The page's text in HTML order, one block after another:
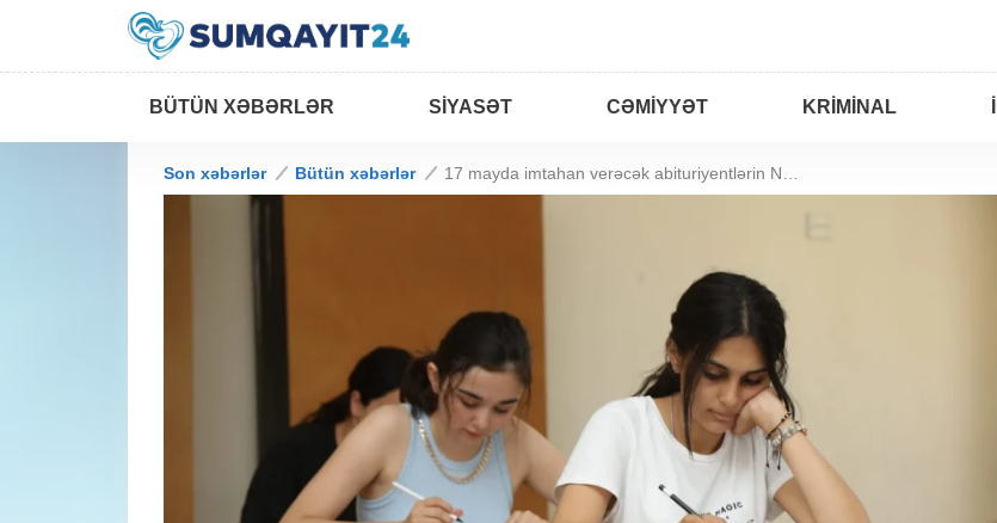
BÜTÜN XƏBƏRLƏR SIYASƏT CƏMIYYƏT KRIMINAL
Son xəbərlər Bütün xəbərlər